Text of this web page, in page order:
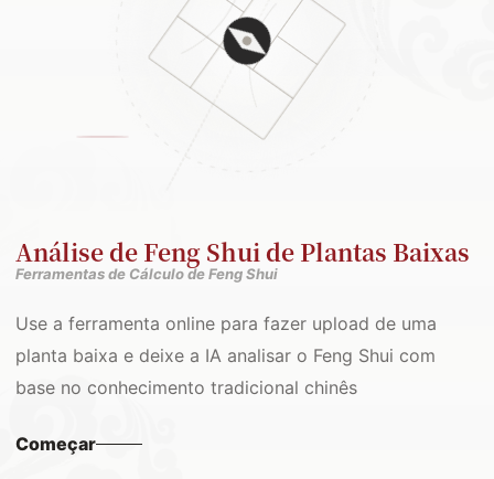
Análise de Feng Shui de Plantas Baixas
Ferramentas de Cálculo de Feng Shui
Use a ferramenta online para fazer upload de uma
planta baixa e deixe a IA analisar o Feng Shui com
base no conhecimento tradicional chinês
Começar